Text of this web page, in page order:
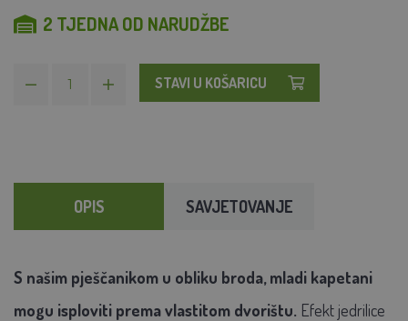
2 TJEDNA OD NARUDŽBE
STAVI U KOŠARICU
OPIS SAVJETOVANJE
S našim pješčanikom u obliku broda, mladi kapetani
mogu isploviti prema vlastitom dvorištu. Efekt jedrilice